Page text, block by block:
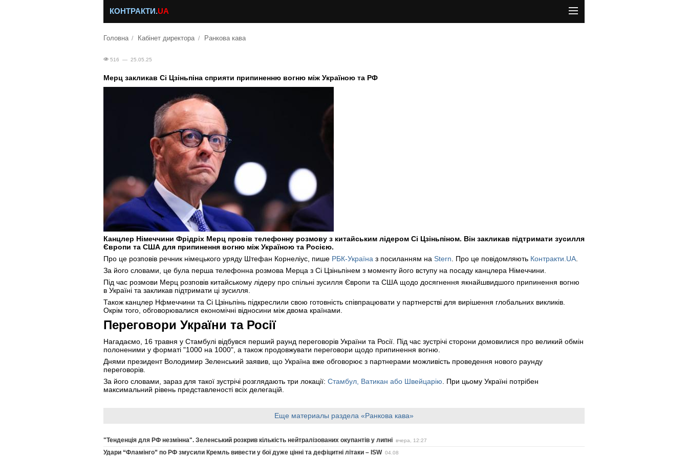
КОНТРАКТИ.UA
Головна Кабінет директора Ранкова кава
516 — 25.05.25
Мерц закликав Сі Цзіньпіна сприяти припиненню вогню між Україною та РФ
Канцлер Німеччини Фрідріх Мерц провів телефонну розмову з китайським лідером Сі Цзіньпіном. Він закликав підтримати зусилля
Європи та США для припинення вогню між Україною та Росією.
Про це розповів речник німецького уряду Штефан Корнеліус, пише РБК-Україна з посиланням на Stern . Про це повідомляють Контракти.UA
За його словами, це була перша телефонна розмова Мерца з Сі Цзіньпінем з моменту його вступу на посаду канцлера Німеччини.
Під час розмови Мерц розповів китайському лідеру про спільні зусилля Європи та США щодо досягнення якнайшвидшого припинення вогню
в Україні та закликав підтримати ці зусилля.
Також канцлер Нфмеччини та Сі Цзіньпінь підкреслили свою готовність співпрацювати у партнерстві для вирішення глобальних викликів.
Окрім того, обговорювалися економічні відносини між двома країнами.
Переговори України та Росії
Нагадаємо, 16 травня у Стамбулі відбувся перший раунд переговорів України та Росії. Під час зустрічі сторони домовилися про великий обмін
полоненими у форматі "1000 на 1000", а також продовжувати переговори щодо припинення вогню.
Днями президент Володимир Зеленський заявив, що Україна вже обговорює з партнерами можливість проведення нового раунду
переговорів.
За його словами, зараз для такої зустрічі розглядають три локації: Стамбул, Ватикан або Швейцарію . При цьому Україні потрібен
максимальний рівень представленості всіх делегацій.
Еще материалы раздела «Ранкова кава»
"Тенденція для РФ незмінна". Зеленський розкрив кількість нейтралізованих окупантів у липні вчера, 12:27
Удари “Фламінго” по РФ змусили Кремль вивести у бої дуже цінні та дефіцитні літаки – ISW 04.08